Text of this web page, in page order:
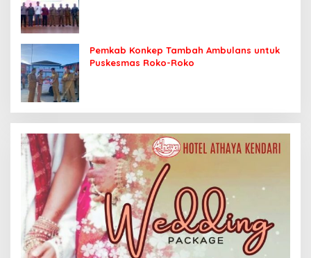
Pemkab Konkep Tambah Ambulans untuk
Puskesmas Roko-Roko